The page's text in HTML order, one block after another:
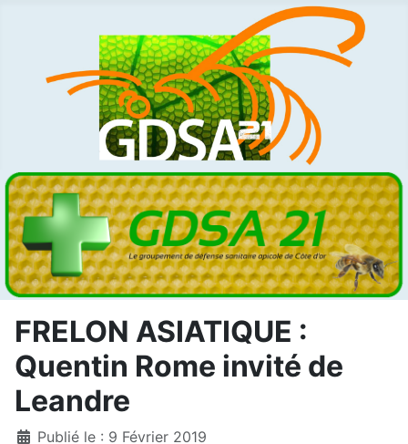
FRELON ASIATIQUE :
Quentin Rome invité de
Leandre
DétailsPublié le : 9 Février 2019